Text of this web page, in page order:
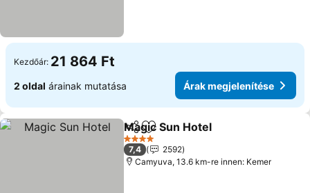
Kezdőár: 21 864 Ft
2 oldal árainak mutatása Árak megjelenítése
Megosztás
Hozzáadás a kedvencekhez
Magic Sun Hotel
4 Kategória
7,4
2592
Camyuva, 13.6 km-re innen: Kemer